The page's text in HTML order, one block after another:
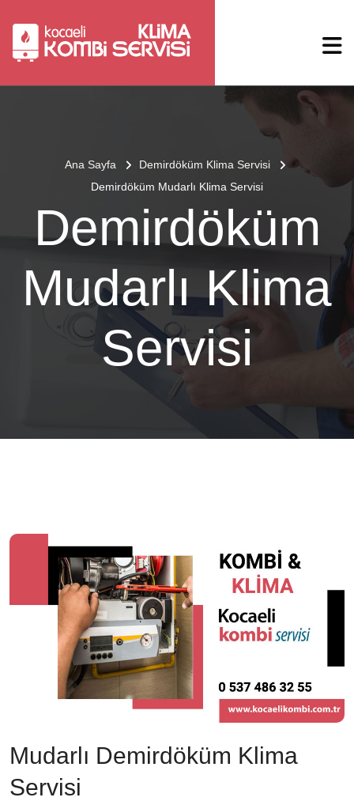
Ana Sayfa
Demirdöküm Klima Servisi
Demirdöküm Mudarlı Klima Servisi
Demirdöküm
Mudarlı Klima
Servisi
Mudarlı Demirdöküm Klima
Servisi